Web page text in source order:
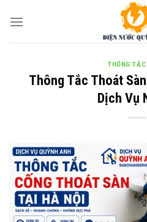
THÔNG TẮC
Thông Tắc Thoát
Dịch Vụ